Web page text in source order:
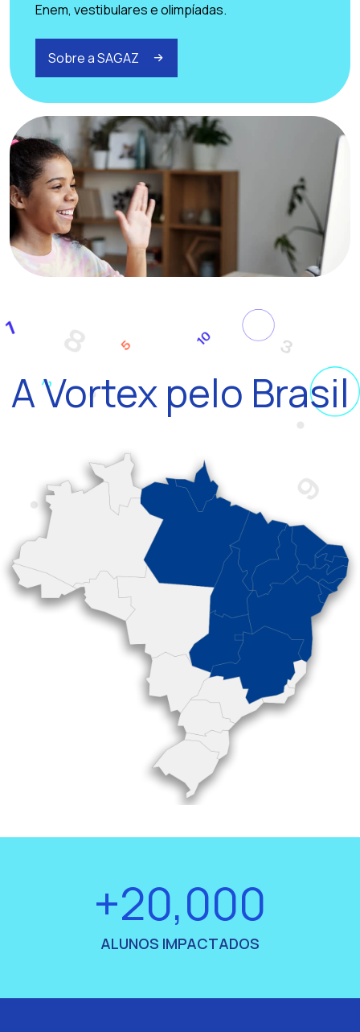
Enem, vestibulares e olimpíadas.
Sobre a SAGAZ
A Vortex pelo Brasil
+20,000
ALUNOS IMPACTADOS